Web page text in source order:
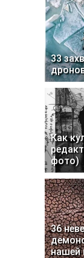
33
Как
фото)
36
нашей